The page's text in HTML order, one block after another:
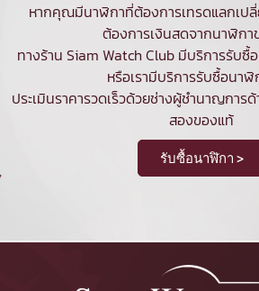
หากคุณมีนาฬิกาที่ต้องการเทรดแลกเปลี่
ต้องการเงินสดจากนาฬิก
ทางร้าน Siam Watch Club มีบริการรับซื้
หรือเรามีบริการรับซื้อนา
ประเมินราคารวดเร็วด้วยช่างผู้ชำนาญกา
สองของแท้
รับซื้อนาฬิกา >